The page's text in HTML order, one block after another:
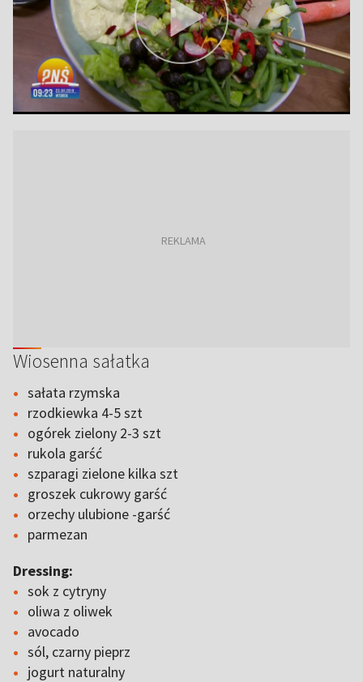
Wiosenna sałatka
sałata rzymska
rzodkiewka 4-5 szt
ogórek zielony 2-3 szt
rukola garść
szparagi zielone kilka szt
groszek cukrowy garść
orzechy ulubione -garść
parmezan
Dressing:
sok z cytryny
oliwa z oliwek
avocado
sól, czarny pieprz
jogurt naturalny